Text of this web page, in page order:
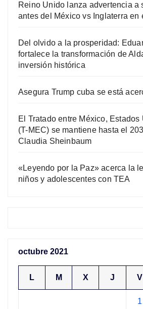
Reino Unido lanza advertencia a
antes del México vs Inglaterra en
Del olvido a la prosperidad:
fortalece la transformación de
inversión histórica
Asegura Trump cuba se está
El Tratado entre México, Estados
(T-MEC) se mantiene hasta el
Claudia Sheinbaum
«Leyendo por la Paz» acerca la
niños y adolescentes con TEA
octubre 2021
L M X J V
1